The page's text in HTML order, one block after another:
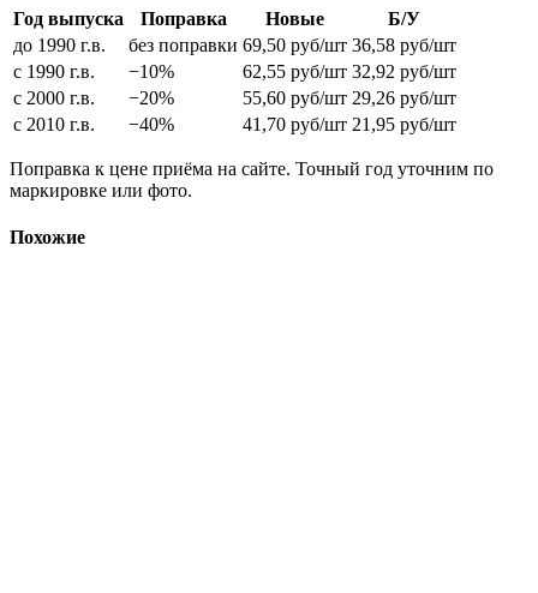
Год выпуска Поправка Новые
Б/У
до 1990 г.в.
без поправки 69,50 руб/шт 36,58 руб/шт
с 1990 г.в.
−10% 62,55 руб/шт 32,92 руб/шт
с 2000 г.в.
−20% 55,60 руб/шт 29,26 руб/шт
с 2010 г.в.
−40% 41,70 руб/шт 21,95 руб/шт
Поправка к цене приёма на сайте. Точный год уточним по
маркировке или фото.
Похожие